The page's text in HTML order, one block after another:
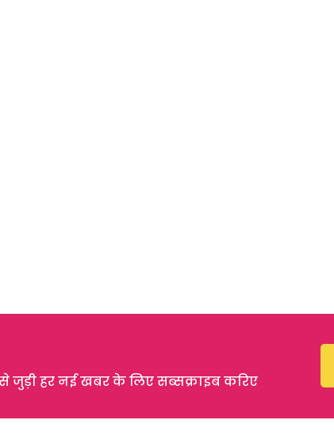
हर नई खबर के लिए सब्सक्राइब करिए